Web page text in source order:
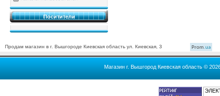
Поситители
Продам магазин в г. Вышгороде Киевская область ул. Киевская, 3 Prom.ua
Магазин г. Вышгород Киевская область ©